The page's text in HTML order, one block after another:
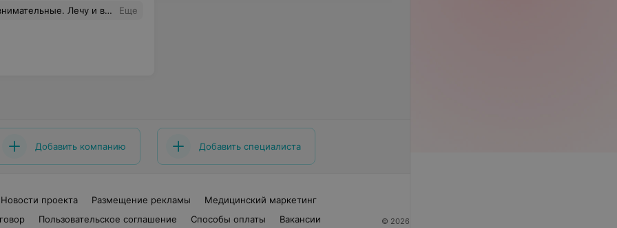
и вырываю зубы только тут. Еще
Добавить компанию Добавить специалиста
Новости проекта Размещение рекламы
Медицинский маркетинг
Пользовательское соглашение Способы оплаты Вакансии © 2026 ООО «Артокс Лаб», УНП 191700409